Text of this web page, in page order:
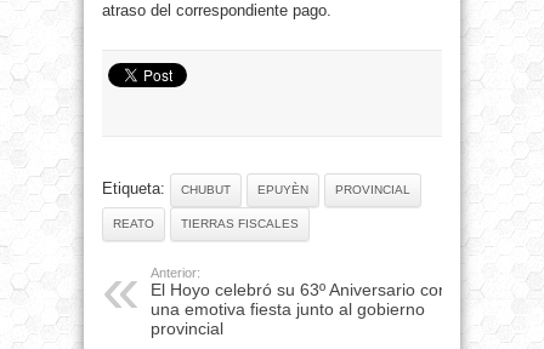
atraso del correspondiente pago.
Etiqueta: CHUBUT EPUYÈN PROVINCIAL
REATO TIERRAS FISCALES
Anterior:
El Hoyo celebró su 63º Aniversario con
una emotiva fiesta junto al gobierno
provincial